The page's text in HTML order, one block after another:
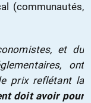
(communautés,
et du
ont
prix reflétant la
doit avoir pour